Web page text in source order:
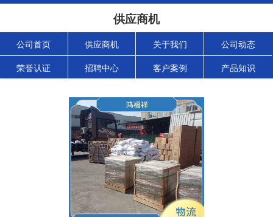
供应商机
公司首页 供应商机 关于我们 公司动态
荣誉认证 招聘中心 客户案例 产品知识